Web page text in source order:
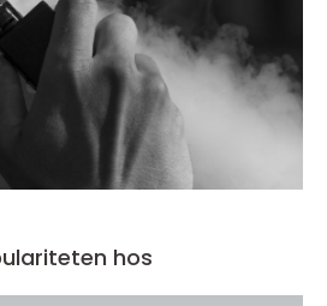
hos